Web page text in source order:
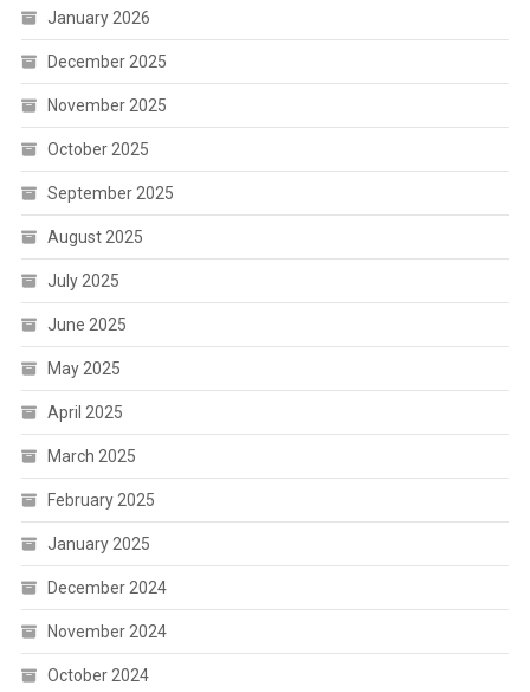
January 2026
December 2025
November 2025
October 2025
September 2025
August 2025
July 2025
June 2025
May 2025
April 2025
March 2025
February 2025
January 2025
December 2024
November 2024
October 2024